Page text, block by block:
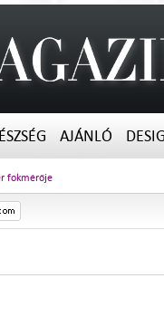
AJÁNLÓ
fokmérője